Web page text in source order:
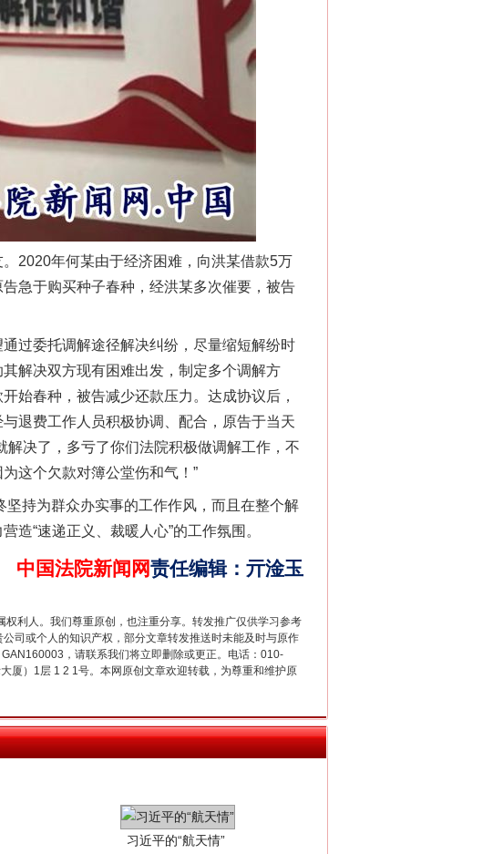
2020年何某由于经济困难，向洪某借款5万
急于购买种子春种，经洪某多次催要，被告
过委托调解途径解决纠纷，尽量缩短解纷时
解决双方现有困难出发，制定多个调解方
始春种，被告减少还款压力。达成协议后，
退费工作人员积极协调、配合，原告于当天
决了，多亏了你们法院积极做调解工作，不
这个欠款对簿公堂伤和气！”
持为群众办实事的工作作风，而且在整个解
“速递正义、裁暖人心”的工作氛围。
中国法院新闻网责任编辑： 亓淦玉
利人。我们尊重原创，也注重分享。转发推广仅供学习参考
司或个人的知识产权，部分文章转发推送时未能及时与原作
，请联系我们将立即删除或更正。电话：010-
厦）1层 1 2 1号。本网原创文章欢迎转载，为尊重和维护原
新中国诞生的见证
千亩耕地变“别墅”
习近平的“航天情”